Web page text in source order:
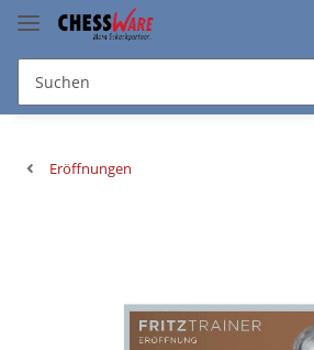
Eröffnungen